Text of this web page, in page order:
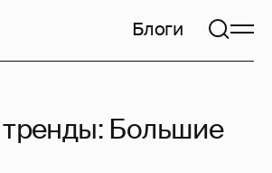
Блоги
Большие